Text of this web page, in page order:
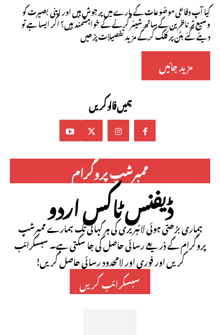
کیا آپ دفاعی موضوعات کے بارے میں پرجوش ہیں اور اپنی بصیرت کو
وسیع تر ناظرین کے ساتھ شیئر کرنے کے خواہشمند ہیں؟ اگر ایسا ہے تو
دیئے گئے بٹن پر کلک کرکے مزید تفصیلات پڑھیں
مزید جانیں
ہمیں فالو کریں
ممبرشپ پروگرام
ڈیفنس ٹاکس اردو
ہماری بڑھتی ہوئی لائبریری کی ہر کہانی تک ہمارے ممبرشپ
پروگرام کے ذریعے رسائی حاصل کی جا سکتی ہے۔ سبسکرائب
کریں اور فوری اور لامحدود رسائی حاصل کریں!
سبسکرائب کریں